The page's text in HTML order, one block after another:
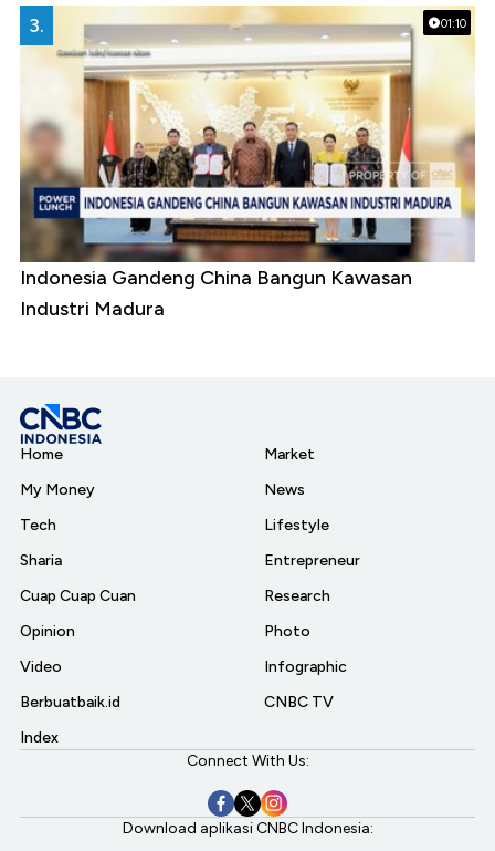
01:10
3.
Indonesia Gandeng China Bangun Kawasan
Industri Madura
Home
My Money
Tech
Sharia
Cuap Cuap Cuan
Opinion
Video
Berbuatbaik.id
Index
Market
News
Lifestyle
Entrepreneur
Research
Photo
Infographic
CNBC TV
Connect With Us:
Download aplikasi CNBC Indonesia: